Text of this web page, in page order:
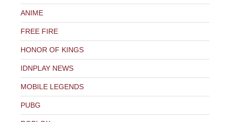
ANIME
FREE FIRE
HONOR OF KINGS
IDNPLAY NEWS
MOBILE LEGENDS
PUBG